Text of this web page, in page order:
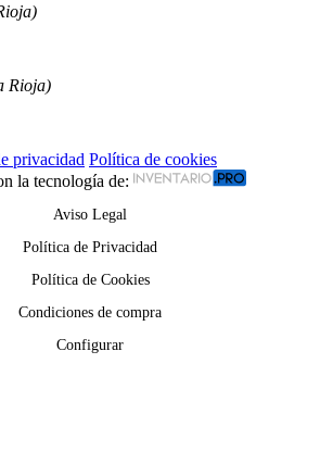
Rioja)
privacidad Política de cookies
la tecnología de:
Aviso Legal
Política de Privacidad
Política de Cookies
Condiciones de compra
Configurar